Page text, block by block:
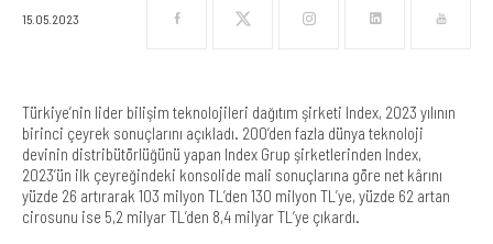
15.05.2023
Türkiye’nin lider bilişim teknolojileri dağıtım şirketi Index, 2023 yılının
birinci çeyrek sonuçlarını açıkladı. 200’den fazla dünya teknoloji
devinin distribütörlüğünü yapan Index Grup şirketlerinden Index,
2023’ün ilk çeyreğindeki konsolide mali sonuçlarına göre net kârını
yüzde 26 artırarak 103 milyon TL’den 130 milyon TL’ye, yüzde 62 artan
cirosunu ise 5,2 milyar TL’den 8,4 milyar TL’ye çıkardı.